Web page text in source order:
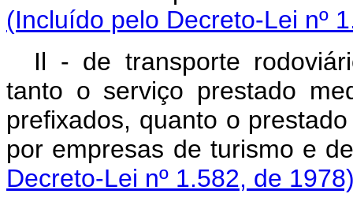
(Incluído pelo Decreto-Lei nº
Il - de transporte
tanto o serviço prestado
prefixados, quanto o
por empresas de turismo e
Decreto-Lei nº 1.582, de